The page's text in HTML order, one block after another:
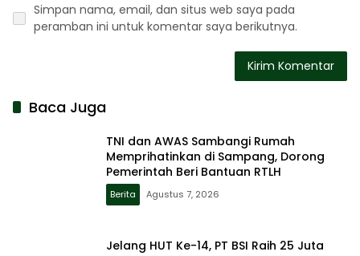
Simpan nama, email, dan situs web saya pada
peramban ini untuk komentar saya berikutnya.
Baca Juga
TNI dan AWAS Sambangi Rumah
Memprihatinkan di Sampang, Dorong
Pemerintah Beri Bantuan RTLH
Berita Agustus 7, 2026
Jelang HUT Ke-14, PT BSI Raih 25 Juta